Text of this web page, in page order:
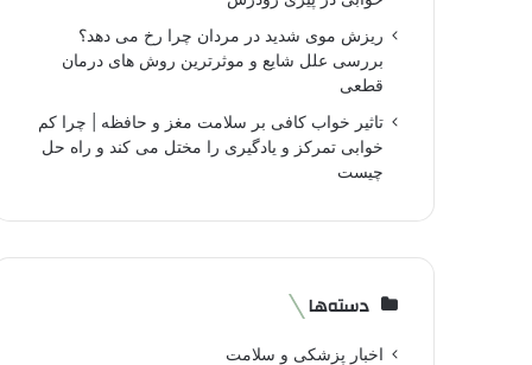
ریزش موی شدید در مردان چرا رخ می دهد؟
بررسی علل شایع و موثرترین روش های درمان
قطعی
تاثیر خواب کافی بر سلامت مغز و حافظه | چرا کم
خوابی تمرکز و یادگیری را مختل می کند و راه حل
چیست
دسته‌ها
اخبار پزشکی و سلامت